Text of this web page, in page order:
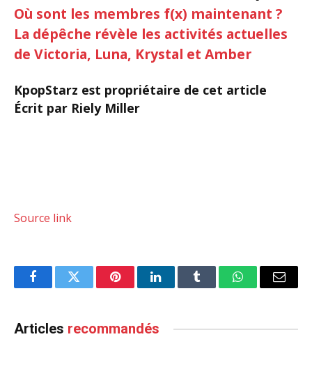
Où sont les membres f(x) maintenant ?
La dépêche révèle les activités actuelles
de Victoria, Luna, Krystal et Amber
KpopStarz est propriétaire de cet article
Écrit par Riely Miller
Source link
FacebookTwitter PinterestLinkedInTumblr WhatsAppEmail
Articles recommandés